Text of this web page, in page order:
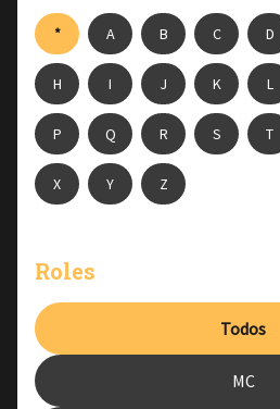
* A B C D
H I J K L
P Q R S T
X Y Z
Roles
Todos
MC